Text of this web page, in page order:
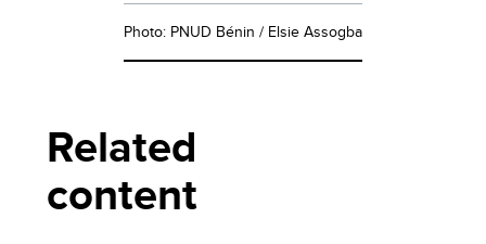
Photo: PNUD Bénin / Elsie Assogba
Related
content